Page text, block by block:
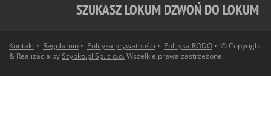
SZUKASZ LOKUM DZWOŃ DO LOKUM
Kontakt • Regulamin • Polityka prywatności • Polityka RODO • © Copyright
& Realizacja bySzybko.pl Sp. z o.o. Wszelkie prawa zastrzeżone.